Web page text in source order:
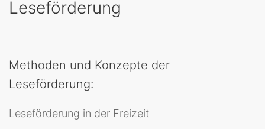
Leseförderung
Methoden und Konzepte der
Leseförderung:
Leseförderung in der Freizeit